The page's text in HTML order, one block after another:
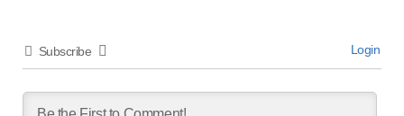
Subscribe Login